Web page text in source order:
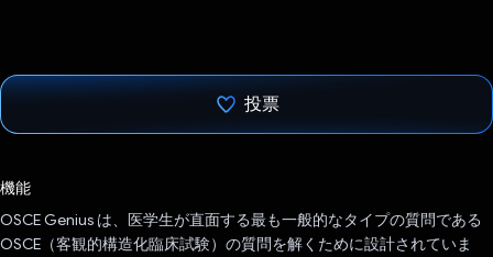
投票
機能
OSCE Genius は、医学生が直面する最も一般的なタイプの質問である
OSCE（客観的構造化臨床試験）の質問を解くために設計されていま